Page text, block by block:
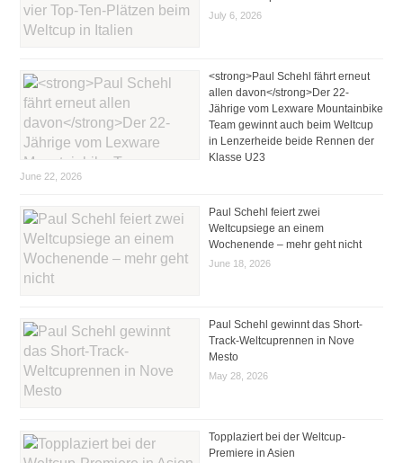
July 6, 2026
<strong>Paul Schehl fährt erneut
allen davon</strong>Der 22-
Jährige vom Lexware Mountainbike
Team gewinnt auch beim Weltcup
in Lenzerheide beide Rennen der
Klasse U23
June 22, 2026
Paul Schehl feiert zwei
Weltcupsiege an einem
Wochenende – mehr geht nicht
June 18, 2026
Paul Schehl gewinnt das Short-
Track-Weltcuprennen in Nove
Mesto
May 28, 2026
Topplaziert bei der Weltcup-
Premiere in Asien